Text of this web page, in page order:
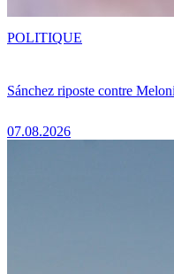
Sánchez riposte contre
07.08.2026
POLITIQUE